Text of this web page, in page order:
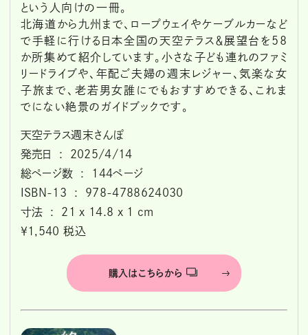
という人向けの一冊。
北海道から九州まで、ロープウェイやケーブルカーなど
で手軽に行ける日本全国の天空テラス＆展望台を58
か所集めて紹介しています。小さな子ども連れのファミ
リードライブや、年配ご夫婦の週末レジャー、気楽な女
子旅まで、老若男女誰にでもおすすめできる、これま
でにない絶景のガイドブックです。
天空テラス週末さんぽ
発売日 ‏ : ‎ 2025/4/14
総ページ数 ‏ : ‎ 144ページ
ISBN-13 ‏ : ‎ 978-4788624030
寸法 ‏ : ‎ 21 x 14.8 x 1 cm
￥1,540 税込
購入はこちらから